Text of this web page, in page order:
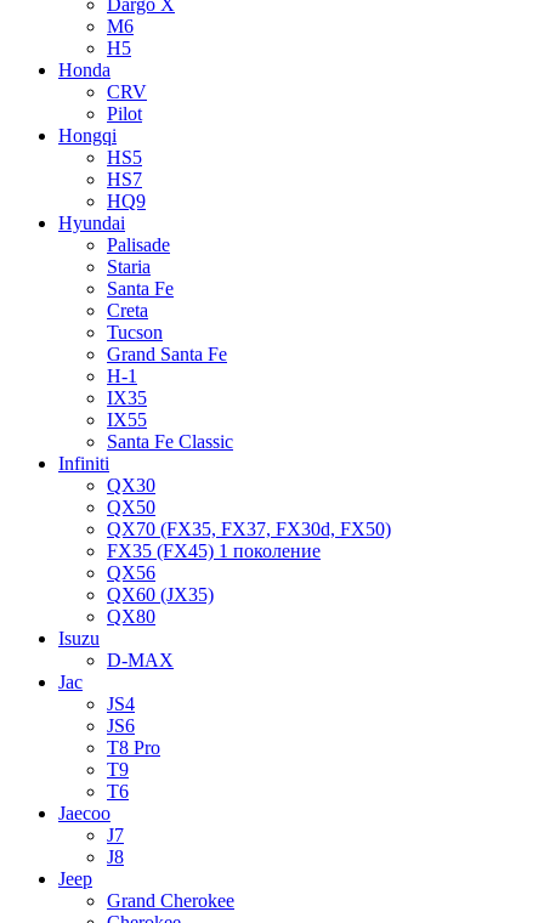
M6
H5
Honda
CRV
Pilot
Hongqi
HS5
HS7
HQ9
Hyundai
Palisade
Staria
Santa Fe
Creta
Tucson
Grand Santa Fe
H-1
IX35
IX55
Santa Fe Classic
Infiniti
QX30
QX50
QX70 (FX35, FX37, FX30d, FX50)
FX35 (FX45) 1 поколение
QX56
QX60 (JX35)
QX80
Isuzu
D-MAX
Jac
JS4
JS6
T8 Pro
T9
T6
Jaecoo
J7
J8
Jeep
Grand Cherokee